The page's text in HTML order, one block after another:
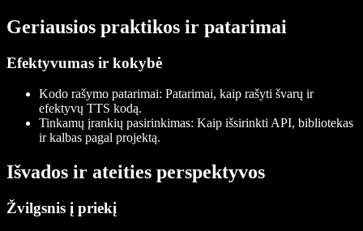
Geriausios praktikos ir patarimai
Efektyvumas ir kokybė
Kodo rašymo patarimai: Patarimai, kaip rašyti švarų ir
efektyvų TTS kodą.
Tinkamų įrankių pasirinkimas: Kaip išsirinkti API, bibliotekas
ir kalbas pagal projektą.
Išvados ir ateities perspektyvos
Žvilgsnis į priekį